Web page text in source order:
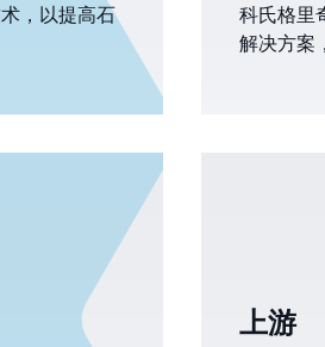
，以提高石
科氏格里
解决方案
上游